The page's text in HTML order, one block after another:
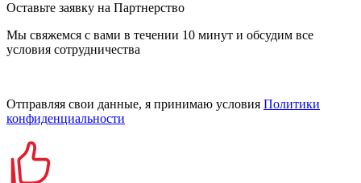
Оставьте заявку на Партнерство
Мы свяжемся с вами в течении 10 минут и обсудим все
условия сотрудничества
Отправляя свои данные, я принимаю условия Политики
конфиденциальности